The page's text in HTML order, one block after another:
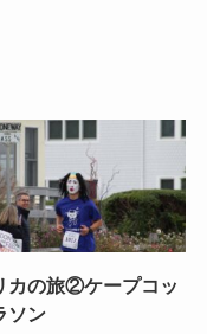
カの旅②ケープコッ
ソン